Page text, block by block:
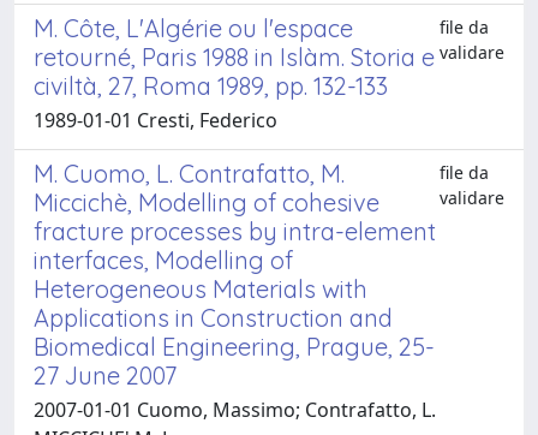
M. Côte, L'Algérie ou l'espace
retourné, Paris 1988 in Islàm. Storia e
civiltà, 27, Roma 1989, pp. 132-133
file da
validare
1989-01-01 Cresti, Federico
M. Cuomo, L. Contrafatto, M.
Miccichè, Modelling of cohesive
fracture processes by intra-element
interfaces, Modelling of
Heterogeneous Materials with
Applications in Construction and
Biomedical Engineering, Prague, 25-
27 June 2007
file da
validare
2007-01-01 Cuomo, Massimo; Contrafatto, L.